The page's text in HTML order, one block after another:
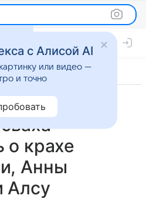
о крахе
Анны
Алсу
с Алисой AI
или видео —
и точно